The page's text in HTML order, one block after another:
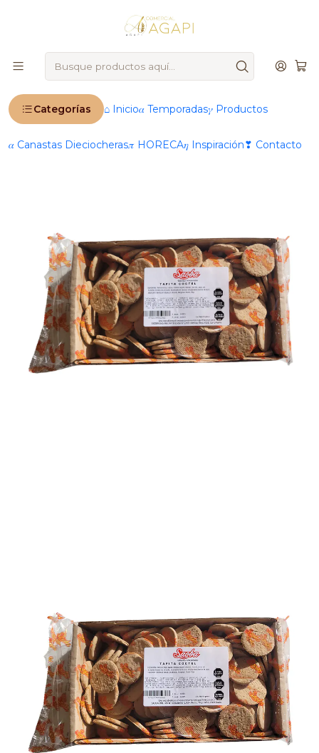
Categorías ⌂ Inicio𝛼 Temporadas𝛾 Productos
𝛼 Canastas Dieciocheras𝜋 HORECA𝜂 Inspiración❣ Contacto
IMPORTANTE: Ahora operamos 100 % online 🚨
Inicio Productos
🍰 Repostería & Panadería
Masas & Premezclas
Galletas De Cóctel Para Alfajor Saoba 450 Gr +100
Unidades